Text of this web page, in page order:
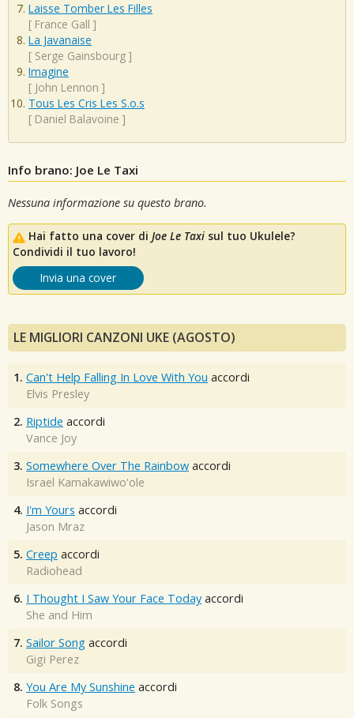
Laisse Tomber Les Filles
[ France Gall ]
La Javanaise
[ Serge Gainsbourg ]
Imagine
[ John Lennon ]
Tous Les Cris Les S.o.s
[ Daniel Balavoine ]
Info brano: Joe Le Taxi
Nessuna informazione su questo brano.
Hai fatto una cover di Joe Le Taxi sul tuo Ukulele?
Condividi il tuo lavoro!
Invia una cover
LE MIGLIORI CANZONI UKE (AGOSTO)
1. Can't Help Falling In Love With You accordi
Elvis Presley
2. Riptide accordi
Vance Joy
3. Somewhere Over The Rainbow accordi
Israel Kamakawiwo'ole
4. I'm Yours accordi
Jason Mraz
5. Creep accordi
Radiohead
6. I Thought I Saw Your Face Today accordi
She and Him
7. Sailor Song accordi
Gigi Perez
8. You Are My Sunshine accordi
Folk Songs